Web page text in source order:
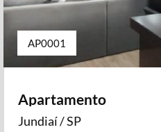
AP0001
Apartamento
Jundiaí / SP